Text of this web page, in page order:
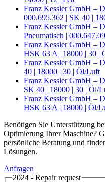
Franz Kessler GmbH –
000.695.362 | SK 40 |
Franz Kessler GmbH –
Pneumatisch |
Franz Kessler GmbH –
HSK 63 A | 18000 | 30 |
Franz Kessler GmbH –
40 | 18000 | 30 | Öl/Luft
Franz Kessler GmbH –
SK 40 | 18000 | 30 | Öl/
Franz Kessler GmbH –
HSK 63 A | 18000 | Öl/
Benötigen Sie Unterstützung
Optimierung Ihrer Maschine?
persönliche Beratung und
Lösungen.
Anfragen
2024 - Repair request